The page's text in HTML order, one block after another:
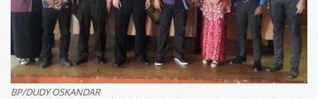
BP/DUDY OSKANDAR